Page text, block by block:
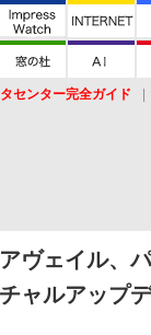
センター完全ガイド
ヴェイル、
チャルアップ